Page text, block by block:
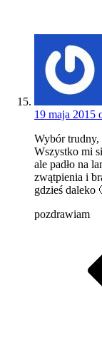
19 maja 2015
Wybór
Wszystko mi
ale padło na
zwątpienia i
gdzieś daleko
pozdrawiam